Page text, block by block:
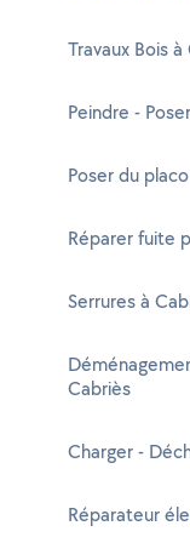
Travaux Bois
Peindre -
Poser du
Réparer fuite
Serrures à
Cabriès
Charger -
Réparateur